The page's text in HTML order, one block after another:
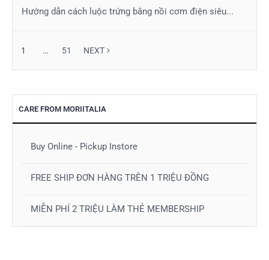
Hướng dẫn cách luộc trứng bằng nồi cơm điện siêu...
1 … 51 NEXT
CARE FROM MORIITALIA
Buy Online - Pickup Instore
FREE SHIP ĐƠN HÀNG TRÊN 1 TRIỆU ĐỒNG
MIỄN PHÍ 2 TRIỆU LÀM THẺ MEMBERSHIP